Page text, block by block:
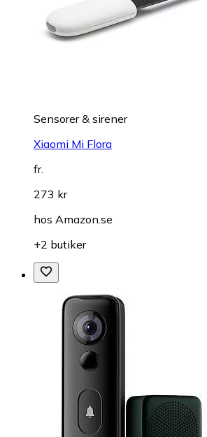
Sensorer & sirener
Xiaomi Mi Flora
fr.
273 kr
hos Amazon.se
+2 butiker